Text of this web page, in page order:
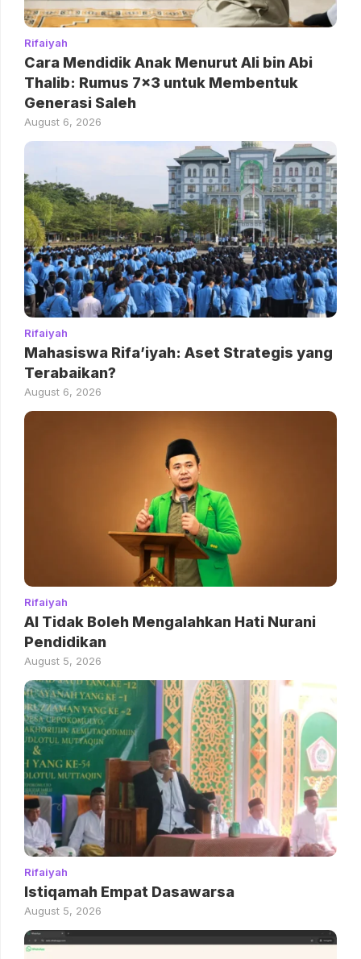
Rifaiyah
Cara Mendidik Anak Menurut Ali bin Abi
Thalib: Rumus 7×3 untuk Membentuk
Generasi Saleh
August 6, 2026
Rifaiyah
Mahasiswa Rifa’iyah: Aset Strategis yang
Terabaikan?
August 6, 2026
Rifaiyah
AI Tidak Boleh Mengalahkan Hati Nurani
Pendidikan
August 5, 2026
Rifaiyah
Istiqamah Empat Dasawarsa
August 5, 2026